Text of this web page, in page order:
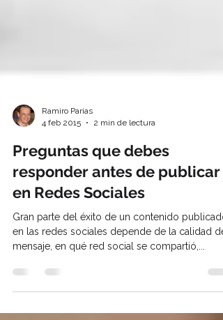
Ramiro Parias
4 feb 2015
2 min de lectura
Preguntas que debes
responder antes de publicar
en Redes Sociales
en las redes sociales depende de la calidad del
mensaje, en qué red social se compartió,...